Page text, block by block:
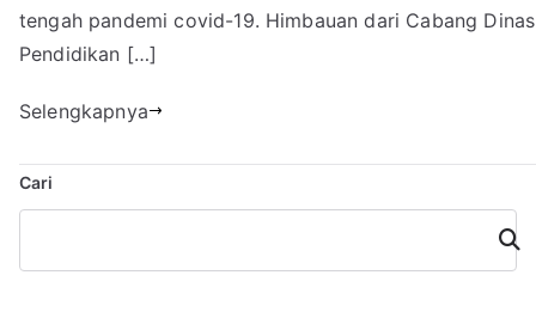
tengah pandemi covid-19. Himbauan dari Cabang Dinas
Pendidikan […]
Selengkapnya
Cari
Cari